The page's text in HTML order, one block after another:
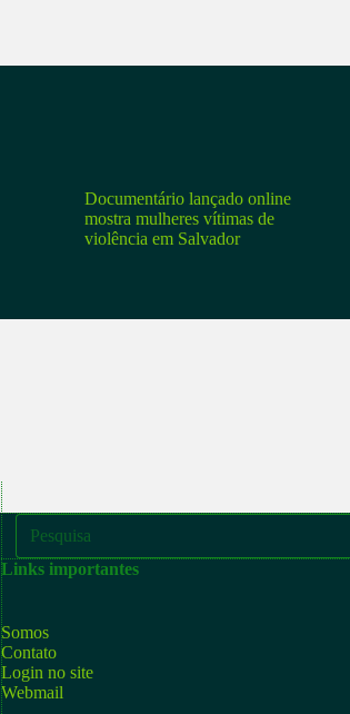
Documentário lançado online
mostra mulheres vítimas de
violência em Salvador
Links importantes
Somos
Contato
Login no site
Webmail